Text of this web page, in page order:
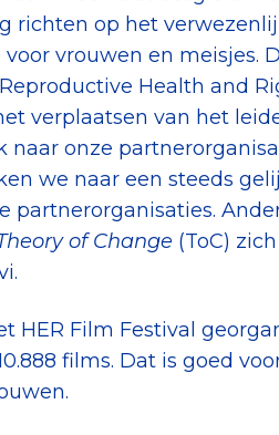
richten op het
vrouwen en meisjes.
Health and
verplaatsen van het
naar onze
we naar een steeds
partnerorganisaties.
of Change (ToC)
HER Film Festival
films. Dat is goed voor